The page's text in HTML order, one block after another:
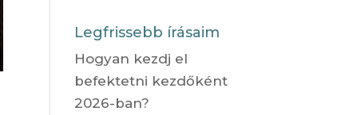
Legfrissebb írásaim
Hogyan kezdj el
befektetni kezdőként
2026-ban?